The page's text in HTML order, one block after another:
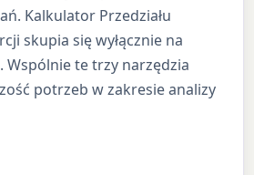
Kalkulator Przedziału
skupia się wyłącznie na
Wspólnie te trzy narzędzia
potrzeb w zakresie analizy